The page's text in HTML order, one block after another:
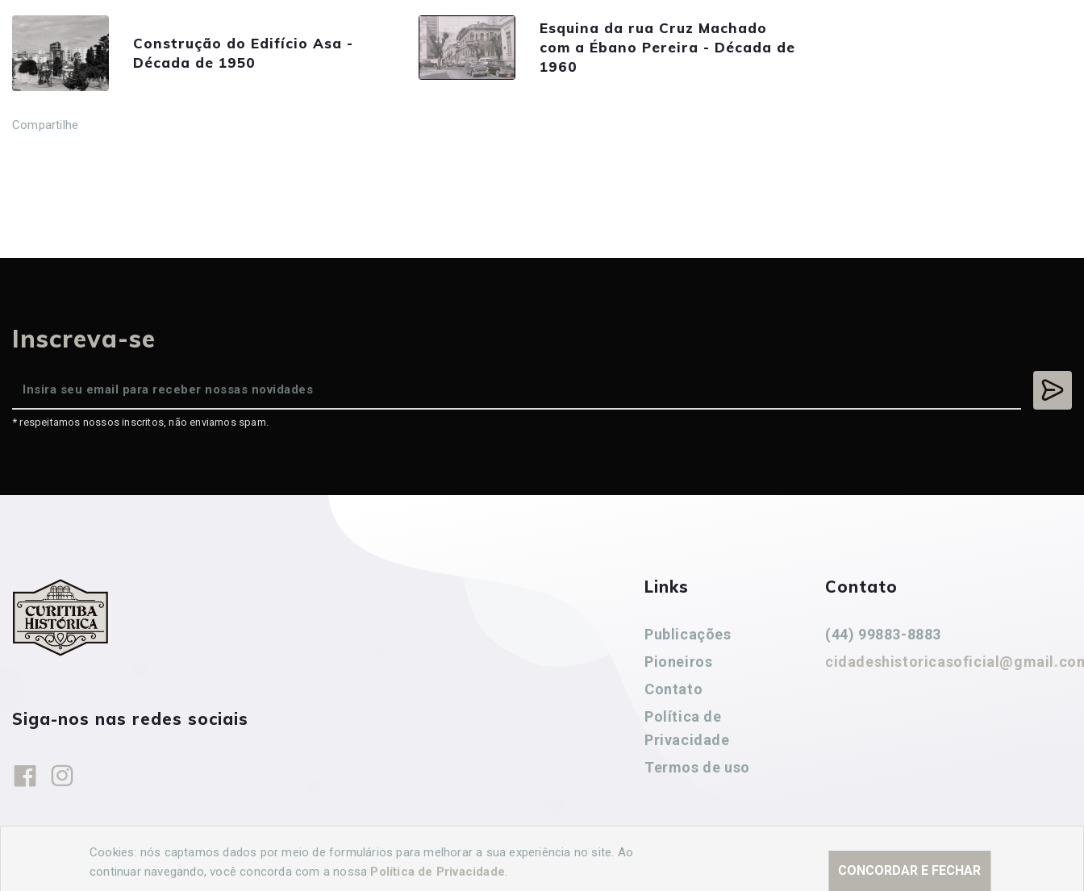
Construção do Edifício Asa -
Década de 1950
Esquina da rua Cruz Machado
com a Ébano Pereira - Década de
1960
Compartilhe
Inscreva-se
* respeitamos nossos inscritos, não enviamos spam.
Siga-nos nas redes sociais
Links
Publicações
Pioneiros
Contato
Política de
Privacidade
Termos de uso
Contato
(44) 99883-8883
© 2026 Curitiba Histórica. Todos os direitos reservados. Desenvolvido por
Cookies: nós captamos dados por meio de formulários para melhorar a sua experiência no site. Ao
continuar navegando, você concorda com a nossa Política de Privacidade. CONCORDAR E FECHAR